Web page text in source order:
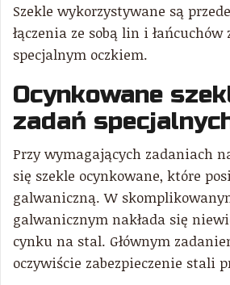
Szekle wykorzystywane są
łączenia ze sobą lin i łańcuchów
specjalnym oczkiem.
Ocynkowane
zadań
Przy wymagających zadaniach
się szekle ocynkowane, które
galwaniczną. W
galwanicznym nakłada się
cynku na stal. Głównym
oczywiście zabezpieczenie stali